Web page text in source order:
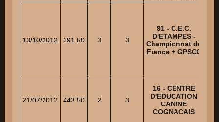
13/10/2012 391.50 3 3
91 - C.E.C.
D'ETAMPES -
Championnat de
France + GPSCC
21/07/2012 443.50 2 3
16 - CENTRE
D'EDUCATION
CANINE
COGNACAIS